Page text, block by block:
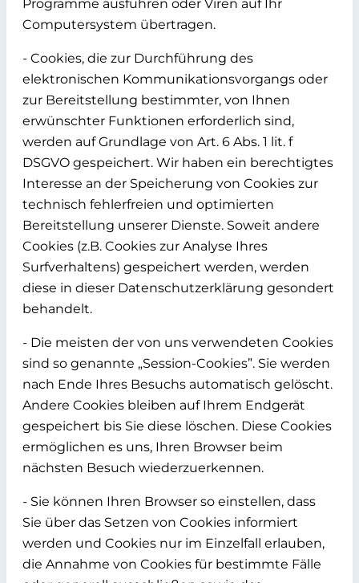
Programme ausführen oder Viren auf Ihr
Computersystem übertragen.
- Cookies, die zur Durchführung des
elektronischen Kommunikationsvorgangs oder
zur Bereitstellung bestimmter, von Ihnen
erwünschter Funktionen erforderlich sind,
werden auf Grundlage von Art. 6 Abs. 1 lit. f
DSGVO gespeichert. Wir haben ein berechtigtes
Interesse an der Speicherung von Cookies zur
technisch fehlerfreien und optimierten
Bereitstellung unserer Dienste. Soweit andere
Cookies (z.B. Cookies zur Analyse Ihres
Surfverhaltens) gespeichert werden, werden
diese in dieser Datenschutzerklärung gesondert
behandelt.
- Die meisten der von uns verwendeten Cookies
sind so genannte „Session-Cookies”. Sie werden
nach Ende Ihres Besuchs automatisch gelöscht.
Andere Cookies bleiben auf Ihrem Endgerät
gespeichert bis Sie diese löschen. Diese Cookies
ermöglichen es uns, Ihren Browser beim
nächsten Besuch wiederzuerkennen.
- Sie können Ihren Browser so einstellen, dass
Sie über das Setzen von Cookies informiert
werden und Cookies nur im Einzelfall erlauben,
die Annahme von Cookies für bestimmte Fälle